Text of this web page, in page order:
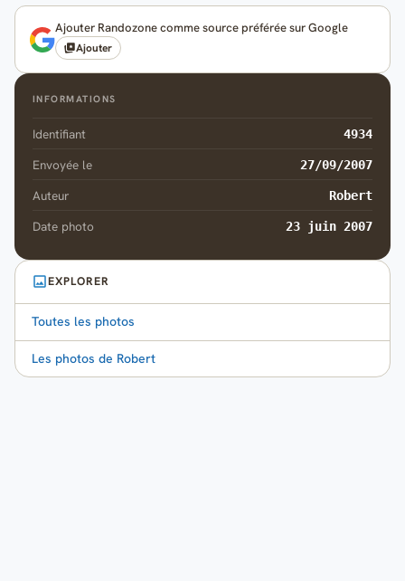
Ajouter Randozone comme source préférée sur Google
Ajouter
INFORMATIONS
Identifiant 4934
Envoyée le 27/09/2007
Auteur Robert
Date photo 23 juin 2007
EXPLORER
Toutes les photos
Les photos de Robert